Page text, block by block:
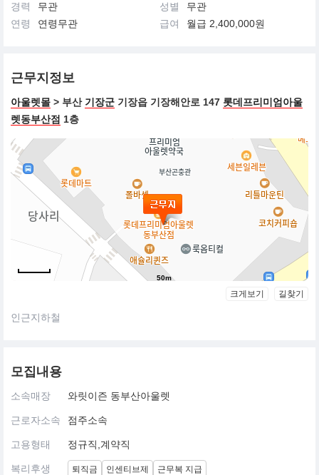
경력
무관 성별
무관
연령
연령무관 급여 월급 2,400,000원
근무지정보
아울렛몰 > 부산 기장군 기장읍 기장해안로 147 롯데프리미엄아울
렛동부산점 1층
50m
크게보기 길찾기
인근지하철
모집내용
소속매장 와릿이즌 동부산아울렛
근로자소속 점주소속
고용형태 정규직,계약직
복리후생 퇴직금 인센티브제 근무복 지급